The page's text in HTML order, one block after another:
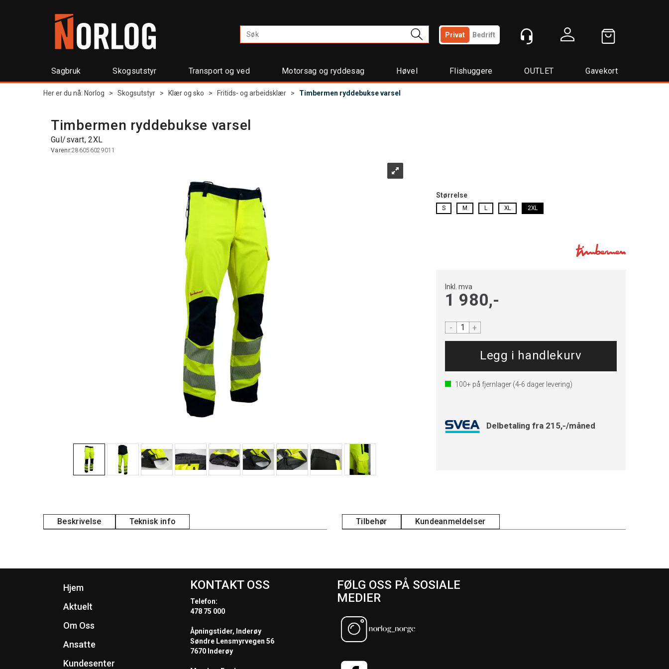
Privat Bedrift
Sagbruk Skogsutstyr Transport og ved Motorsag og ryddesag Høvel Flishuggere OUTLET Gavekort
Her er du nå: Norlog > Skogsutstyr > Klær og sko > Fritids- og arbeidsklær > Timbermen ryddebukse varsel
Timbermen ryddebukse varsel
Gul/svart, 2XL
Varenr:286056029011
Størrelse
S M L XL 2XL
Inkl. mva
1 980,-
- +
100+ på fjernlager(4-6 dager levering)
Delbetaling fra 215,-/måned
Beskrivelse Teknisk info Tilbehør Kundeanmeldelser
Hjem
Aktuelt
Om Oss
Ansatte
Kundesenter
KONTAKT OSS
Telefon:
478 75 000
Åpningstider, Inderøy
Søndre Lensmyrvegen 56
7670 Inderøy
FØLG OSS PÅ SOSIALE
MEDIER